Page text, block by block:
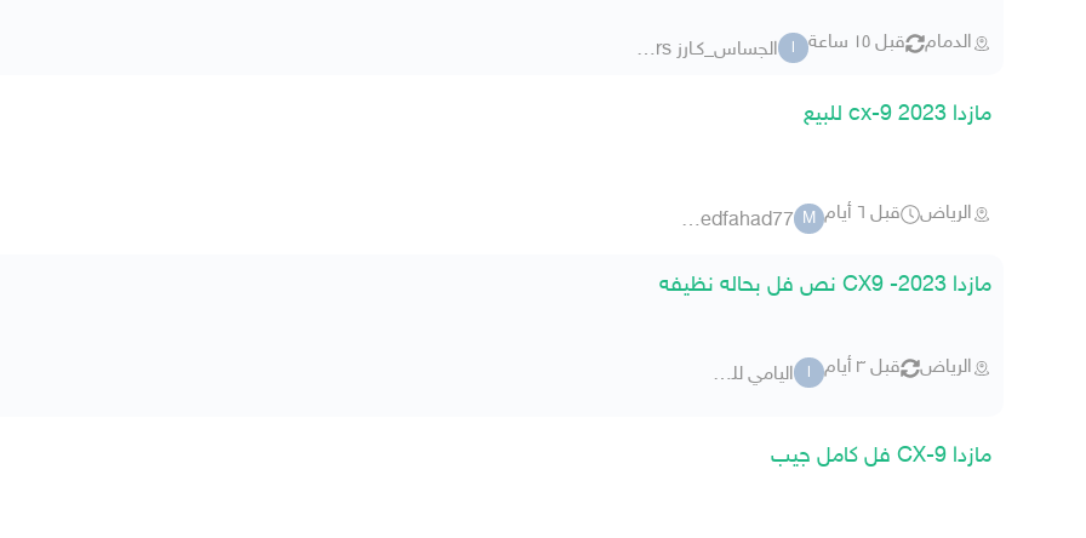
الدمام قبل ١٥ ساعة ا الجساس_كـارز aljassas_cars
مازدا cx-9 2023 للبيع
الرياض قبل ٦ أيام M
mohammedfahad77
مازدا CX9 -2023 نص فل بحاله نظيفه
الرياض قبل ٣ أيام ا اليامي للسيارات
مازدا CX-9 فل كامل جيب